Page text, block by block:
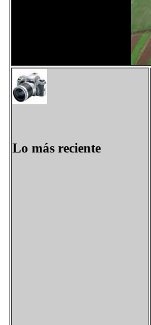
Lo más reciente